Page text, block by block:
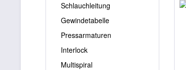
Schlauchleitung
Gewindetabelle
Pressarmaturen
Interlock
Multispiral